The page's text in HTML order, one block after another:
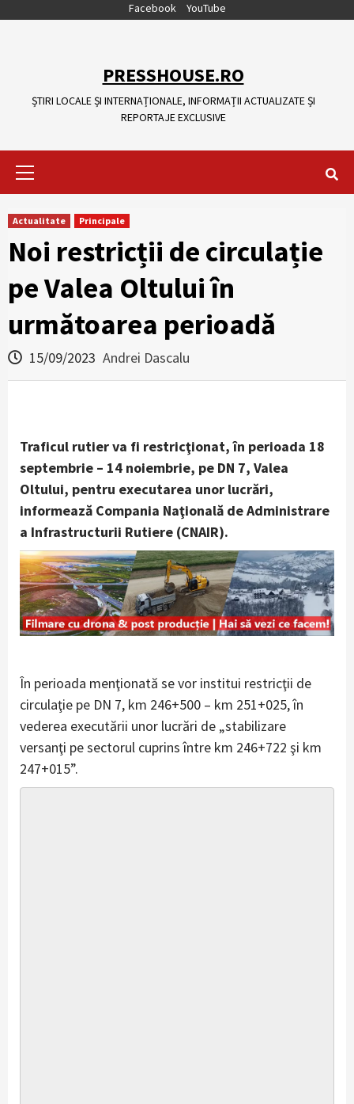
Facebook YouTube
PRESSHOUSE.RO
ȘTIRI LOCALE ȘI INTERNAȚIONALE, INFORMAȚII ACTUALIZATE ȘI
REPORTAJE EXCLUSIVE
Actualitate Principale
Noi restricții de circulație
pe Valea Oltului în
următoarea perioadă
15/09/2023 Andrei Dascalu
Traficul rutier va fi restricţionat, în perioada 18
septembrie – 14 noiembrie, pe DN 7, Valea
Oltului, pentru executarea unor lucrări,
informează Compania Naţională de Administrare
a Infrastructurii Rutiere (CNAIR).
În perioada menţionată se vor institui restricţii de
circulaţie pe DN 7, km 246+500 – km 251+025, în
vederea executării unor lucrări de „stabilizare
versanţi pe sectorul cuprins între km 246+722 şi km
247+015”.